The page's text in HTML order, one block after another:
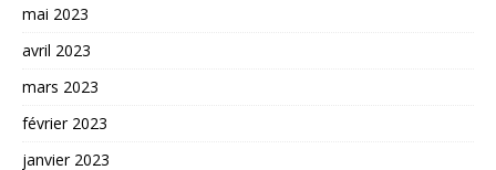
mai 2023
avril 2023
mars 2023
février 2023
janvier 2023